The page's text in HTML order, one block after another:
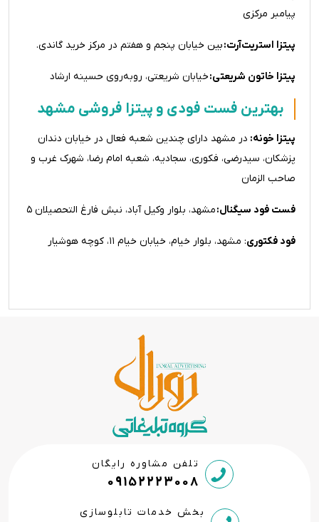
پیامبر مرکزی
پیتزا استریت‌آرت:بین خیابان پنجم و هفتم در مرکز خرید گاندی.
پیتزا خاتون شریعتی:خیابان شریعتی، روبه‌روی حسینه‌ ارشاد
بهترین فست فودی و پیتزا فروشی مشهد
پیتزا خونه: در مشهد دارای چندین شعبه فعال در خیابان دندان
پزشکان، سیدرضی، فکوری، سجادیه، شعبه امام رضا، شهرک غرب و
صاحب الزمان
فست فود سیگنال:مشهد، بلوار وکیل آباد، نبش فارغ التحصیلان ۵
فود فکتوری:‌ مشهد، بلوار خیام، خیابان خیام ۱۱، کوچه هوشیار
تلفن مشاوره رایگان
09152223008
بخش خدمات تابلوسازی